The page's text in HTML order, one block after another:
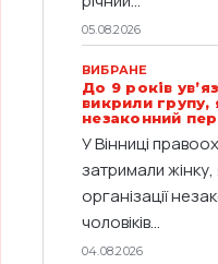
05.08.2026
ВИБРАНЕ
До 9 років
викрили групу,
незаконний
У Вінниці
затримали
організації
чоловіків...
04.08.2026